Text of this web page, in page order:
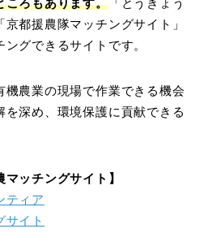
ころもあります。「とうきょう
都援農隊マッチングサイト」
グできるサイトです。
機農業の現場で作業できる機会
を深め、環境保護に貢献できる
マッチングサイト】
ティア
サイト